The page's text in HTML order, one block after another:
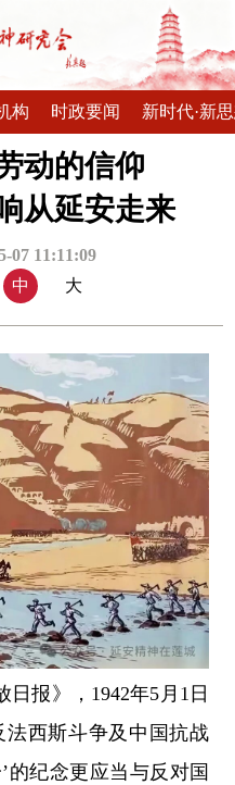
构 时政要闻 新时代·新
动的信仰
从延安走来
07 11:11:09
中 大
报》，1942年5月1日
法西斯斗争及中国抗战
的纪念更应当与反对国